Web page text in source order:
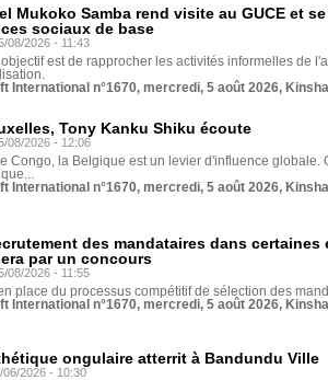
Mukoko Samba rend visite au GUCE et
sociaux de base
08/2026 - 11:43
objectif est de rapprocher les activités informelles de
International n°1670, mercredi, 5 août 2026,
Tony Kanku Shiku écoute
08/2026 - 12:06
Congo, la Belgique est un levier d'influence globale.
International n°1670, mercredi, 5 août 2026,
des mandataires dans
par un concours
08/2026 - 11:55
place du processus compétitif de sélection des
International n°1670, mercredi, 5 août 2026,
ongulaire atterrit à Bandundu Ville
06/2026 - 10:30